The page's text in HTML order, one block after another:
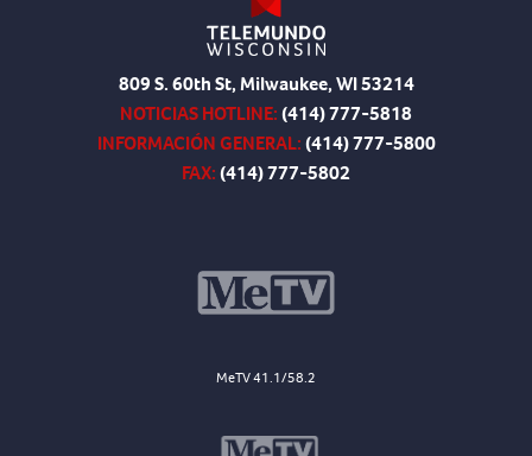
809 S. 60th St, Milwaukee, WI 53214
NOTICIAS HOTLINE:(414) 777-5818
INFORMACIÓN GENERAL:(414) 777-5800
FAX:(414) 777-5802
MeTV 41.1/58.2